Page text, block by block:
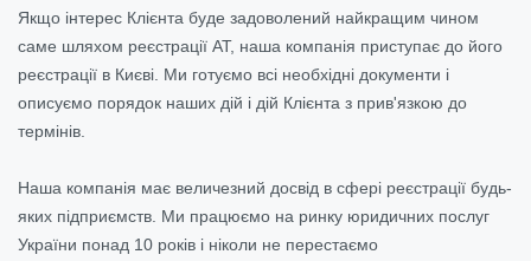
Якщо інтерес Клієнта буде задоволений найкращим чином
саме шляхом реєстрації АТ, наша компанія приступає до його
реєстрації в Києві. Ми готуємо всі необхідні документи і
описуємо порядок наших дій і дій Клієнта з прив'язкою до
термінів.
Наша компанія має величезний досвід в сфері реєстрації будь-
яких підприємств. Ми працюємо на ринку юридичних послуг
України понад 10 років і ніколи не перестаємо